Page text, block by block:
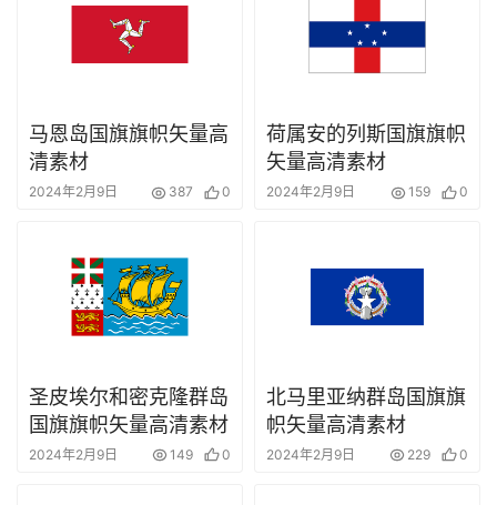
马恩岛国旗旗帜矢量高
清素材
2024年2月9日 387 0
荷属安的列斯国旗旗帜
矢量高清素材
2024年2月9日 159 0
圣皮埃尔和密克隆群岛
国旗旗帜矢量高清素材
2024年2月9日 149 0
北马里亚纳群岛国旗旗
帜矢量高清素材
2024年2月9日 229 0